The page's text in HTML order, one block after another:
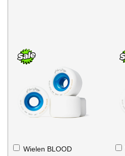
Wielen BLOOD
In
Winkelwagen